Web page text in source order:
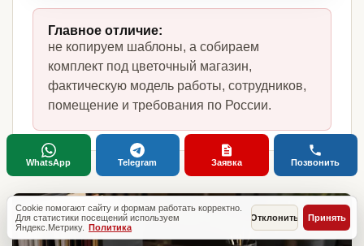
Главное отличие:
не копируем шаблоны, а собираем
комплект под цветочный магазин,
фактическую модель работы, сотрудников,
помещение и требования по России.
Cookie помогают сайту и формам работать корректно.
Для статистики посещений используем
Яндекс.Метрику. Политика
Отклонить Принять
WhatsApp Telegram Заявка Позвонить